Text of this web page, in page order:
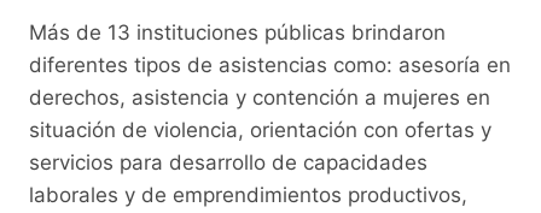
Más de 13 instituciones públicas brindaron
diferentes tipos de asistencias como: asesoría en
derechos, asistencia y contención a mujeres en
situación de violencia, orientación con ofertas y
servicios para desarrollo de capacidades
laborales y de emprendimientos productivos,